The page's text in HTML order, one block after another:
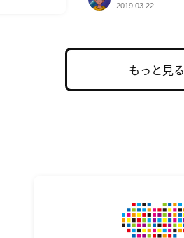
2019.03.22
もっと見る